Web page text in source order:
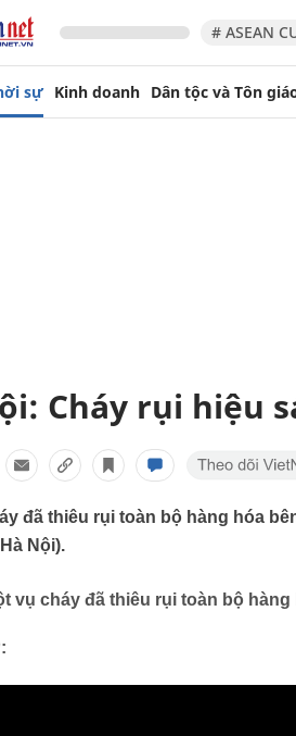
# ASEAN
sự Kinh doanh Dân tộc và Tôn
Cháy rụi hiệu
đã thiêu rụi toàn bộ hàng hóa
Nội).
vụ cháy đã thiêu rụi toàn bộ